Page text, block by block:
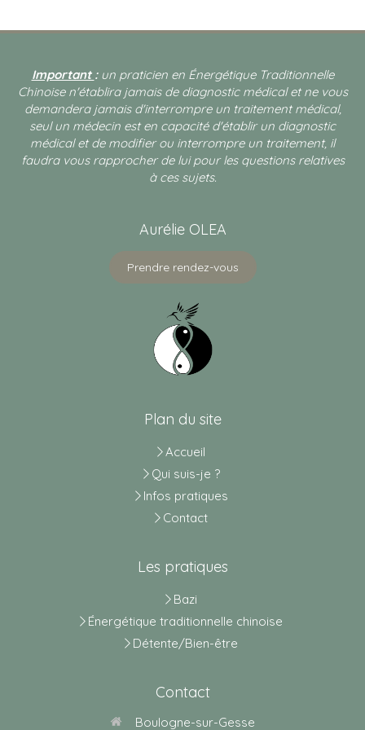
Important : un praticien en Énergétique Traditionnelle
Chinoise n'établira jamais de diagnostic médical et ne vous
demandera jamais d'interrompre un traitement médical,
seul un médecin est en capacité d'établir un diagnostic
médical et de modifier ou interrompre un traitement, il
faudra vous rapprocher de lui pour les questions relatives
à ces sujets.
Aurélie OLEA
Prendre rendez-vous
Plan du site
Accueil
Qui suis-je ?
Infos pratiques
Contact
Les pratiques
Bazi
Énergétique traditionnelle chinoise
Détente/Bien-être
Contact
Boulogne-sur-Gesse